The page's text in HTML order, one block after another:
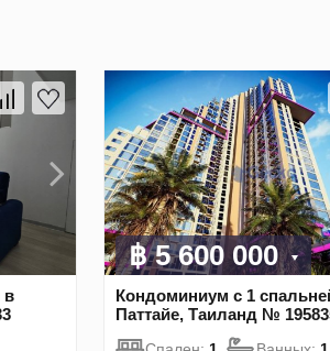
в
฿ 5 600 000
Кондоминиум с 1
Паттайе, Таиланд №